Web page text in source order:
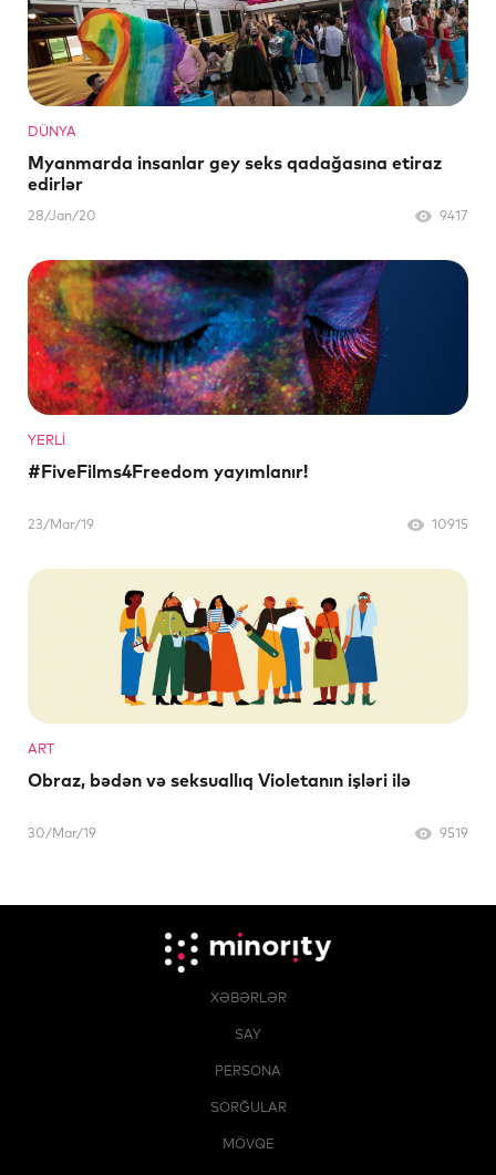
DÜNYA
Myanmarda insanlar gey seks qadağasına etiraz
edirlər
28/Jan/20 9417
YERLI
#FiveFilms4Freedom yayımlanır!
23/Mar/19 10915
ART
Obraz, bədən və seksuallıq Violetanın işləri ilə
30/Mar/19 9519
XƏBƏRLƏR
SAY
PERSONA
SORĞULAR
MÖVQE